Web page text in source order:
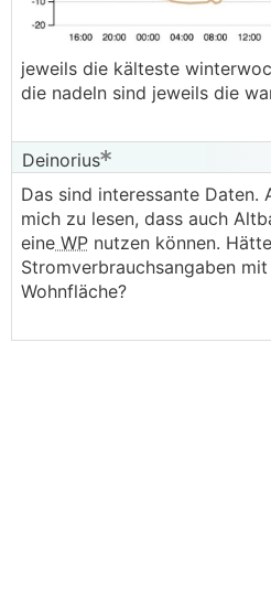
jeweils die kälteste
die nadeln sind jeweils die
Deinorius
Das sind interessante Daten.
mich zu lesen, dass auch
eine WP nutzen können.
Stromverbrauchsangaben
Wohnfläche?